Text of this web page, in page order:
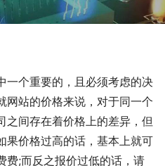
一个重要的，且必须考虑的决
网站的价格来说，对于同一个
之间存在着价格上的差异，但
果价格过高的话，基本上就可
费;而反之报价过低的话，请